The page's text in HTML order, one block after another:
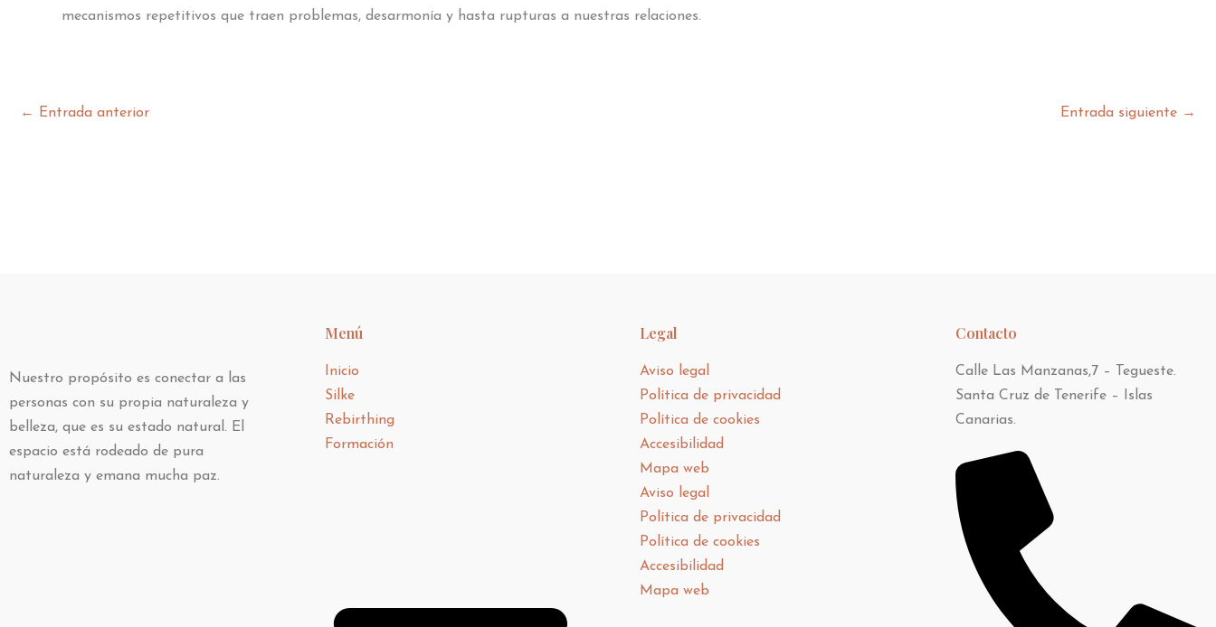
mecanismos repetitivos que traen problemas, desarmonía y hasta rupturas a nuestras relaciones.
← Entrada anterior Entrada siguiente →
Nuestro propósito es conectar a las
personas con su propia naturaleza y
belleza, que es su estado natural. El
espacio está rodeado de pura
naturaleza y emana mucha paz.
Menú
Inicio
Silke
Rebirthing
Formación
Legal
Aviso legal
Política de privacidad
Política de cookies
Accesibilidad
Mapa web
Aviso legal
Política de privacidad
Política de cookies
Accesibilidad
Mapa web
Contacto
Calle Las Manzanas,7 – Tegueste.
Santa Cruz de Tenerife – Islas
Canarias.